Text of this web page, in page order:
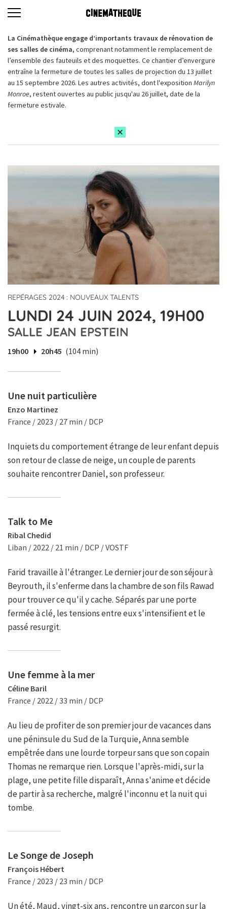
La Cinémathèque engage d’importants travaux de rénovation de
ses salles de cinéma, comprenant notamment le remplacement de
l’ensemble des fauteuils et des moquettes. Ce chantier d’envergure
entraîne la fermeture de toutes les salles de projection du 13 juillet
au 15 septembre 2026. Les autres activités, dont l'exposition Marilyn
Monroe, restent ouvertes au public jusqu'au 26 juillet, date de la
fermeture estivale.
REPÉRAGES 2024 : NOUVEAUX TALENTS
LUNDI 24 JUIN 2024, 19H00
SALLE JEAN EPSTEIN
19h00 20h45 (104 min)
Une nuit particulière
Enzo Martinez
France / 2023 / 27 min / DCP
Inquiets du comportement étrange de leur enfant depuis
son retour de classe de neige, un couple de parents
souhaite rencontrer Daniel, son professeur.
Talk to Me
Ribal Chedid
Liban / 2022 / 21 min / DCP / VOSTF
Farid travaille à l'étranger. Le dernier jour de son séjour à
Beyrouth, il s'enferme dans la chambre de son fils Rawad
pour trouver ce qu'il y cache. Séparés par une porte
fermée à clé, les tensions entre eux s'intensifient et le
passé resurgit.
Une femme à la mer
Céline Baril
France / 2022 / 33 min / DCP
Au lieu de profiter de son premier jour de vacances dans
une péninsule du Sud de la Turquie, Anna semble
empêtrée dans une lourde torpeur sans que son copain
Thomas ne remarque rien. Lorsque l'après-midi, sur la
plage, une petite fille disparaît, Anna s'anime et décide
de partir à sa recherche, malgré l'inconnu et la nuit qui
tombe.
Le Songe de Joseph
François Hébert
France / 2023 / 23 min / DCP
Un été, Maud, vingt-six ans, rencontre un garçon sur la